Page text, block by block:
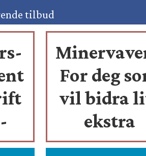
tilbud
For deg
vil bidra
ekstra